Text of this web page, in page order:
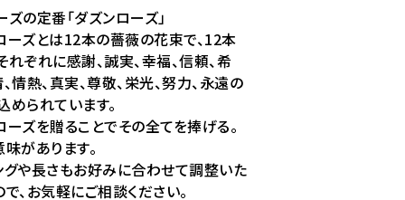
ズの定番「ダズンローズ」
ーズとは12本の薔薇の花束で、12本
れぞれに感謝、誠実、幸福、信頼、希
情熱、真実、尊敬、栄光、努力、永遠の
められています。
ーズを贈ることでその全てを捧げる。
があります。
グや長さもお好みに合わせて調整いた
、お気軽にご相談ください。